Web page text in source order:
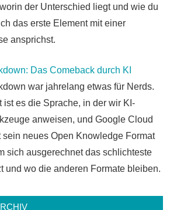
der Unterschied liegt und wie du
das erste Element mit einer
ansprichst.
Das Comeback durch KI
war jahrelang etwas für Nerds.
ist es die Sprache, in der wir KI-
anweisen, und Google Cloud
sein neues Open Knowledge Format
sich ausgerechnet das schlichteste
und wo die anderen Formate bleiben.